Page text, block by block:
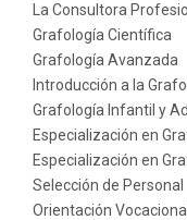
La Consultora
Grafología Científica
Grafología Avanzada
Introducción a la
Grafología Infantil y
Especialización en
Especialización en
Selección de Personal
Orientación Vocacional